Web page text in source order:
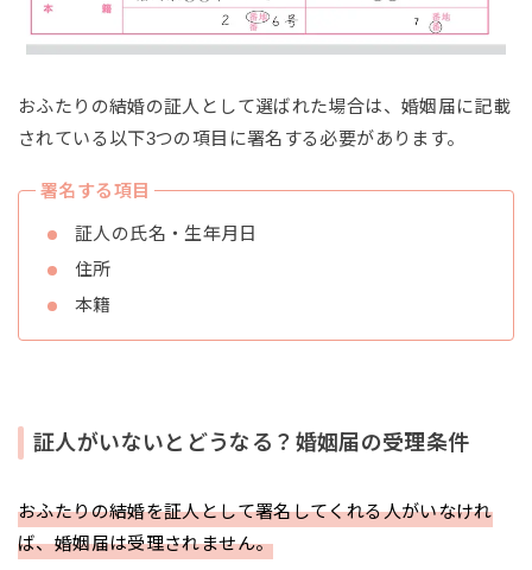
おふたりの結婚の証人として選ばれた場合は、婚姻届に記載
されている以下3つの項目に署名する必要があります。
署名する項目
証人の氏名・生年月日
住所
本籍
証人がいないとどうなる？婚姻届の受理条件
おふたりの結婚を証人として署名してくれる人がいなけれ
ば、婚姻届は受理されません。